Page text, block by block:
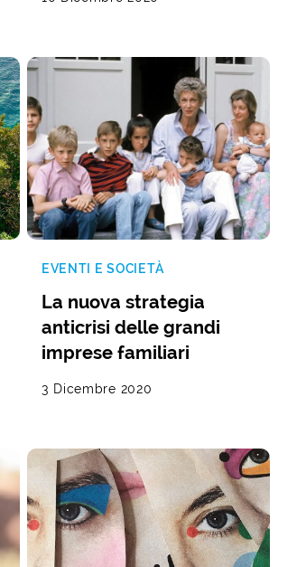
EVENTI E SOCIETÀ
La nuova strategia
anticrisi delle grandi
imprese familiari
3 Dicembre 2020